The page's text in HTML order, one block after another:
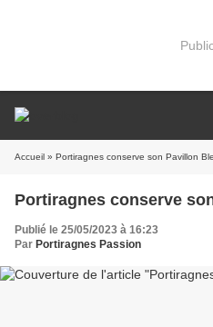
Accueil » Portiragnes conserve son Pavillon
Portiragnes conserve
Publié le 25/05/2023 à 16:23
Par Portiragnes Passion